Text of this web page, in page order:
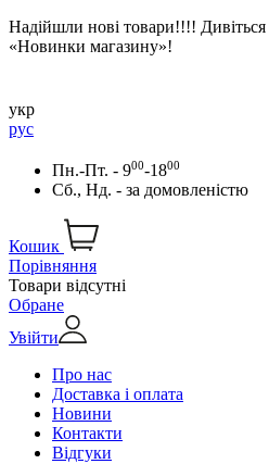
Надійшли нові товари!!!!
«Новинки магазину»!
укр
рус
Пн.-Пт. - 900-1800
Сб., Нд. - за домовленістю
Кошик
Порівняння
Товари відсутні
Обране
Увійти
Про нас
Доставка і оплата
Новини
Контакти
Відгуки